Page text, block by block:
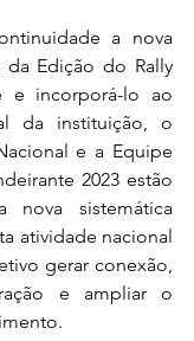
a nova
da Edição do Rally
e incorporá-lo ao
da instituição, o
e a Equipe
2023 estão
nova sistemática
atividade nacional
gerar conexão,
e ampliar o